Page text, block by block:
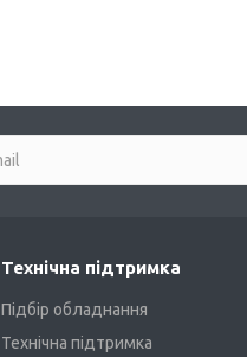
Технічна підтримка
Підбір обладнання
Технічна підтримка